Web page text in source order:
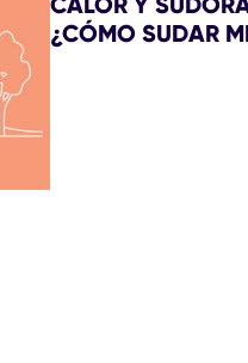
¿CÓMO SUDAR